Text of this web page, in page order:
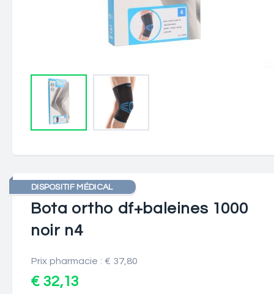
DISPOSITIF MÉDICAL
Bota ortho df+baleines 1000
noir n4
Prix pharmacie : € 37,80
€ 32,13